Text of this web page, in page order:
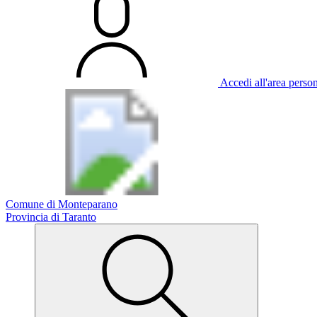
Accedi all'area
Comune di Monteparano
Provincia di Taranto